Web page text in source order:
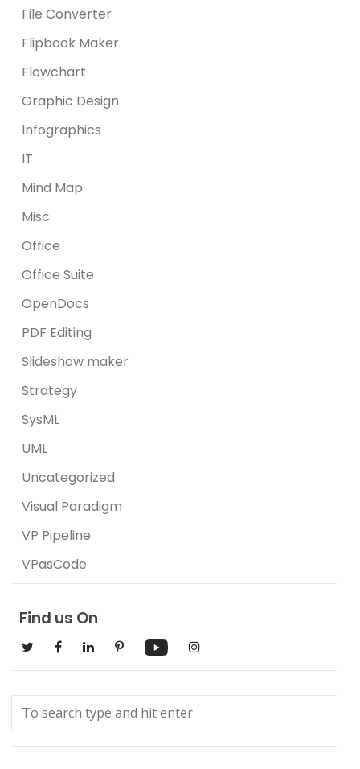
File Converter
Flipbook Maker
Flowchart
Graphic Design
Infographics
IT
Mind Map
Misc
Office
Office Suite
OpenDocs
PDF Editing
Slideshow maker
Strategy
SysML
UML
Uncategorized
Visual Paradigm
VP Pipeline
VPasCode
Find us On